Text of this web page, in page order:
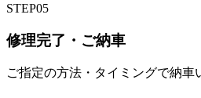
STEP05
修理完了・ご納車
ご指定の方法・タイミングで納車